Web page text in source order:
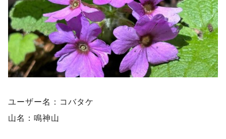
ユーザー名：コバタケ
山名：鳴神山